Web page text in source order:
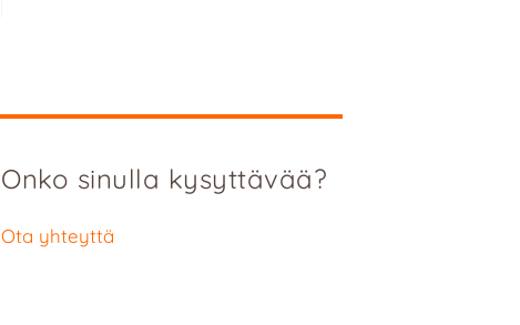
Onko sinulla kysyttävää?
Ota yhteyttä